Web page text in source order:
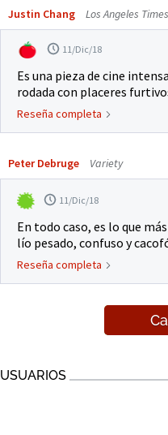
Justin Chang Los Angeles Times
11/Dic/18
Es una pieza de cine
rodada con placeres
Reseña completa
Peter Debruge Variety
11/Dic/18
En todo caso, es lo que
lío pesado, confuso y
Reseña completa
USUARIOS